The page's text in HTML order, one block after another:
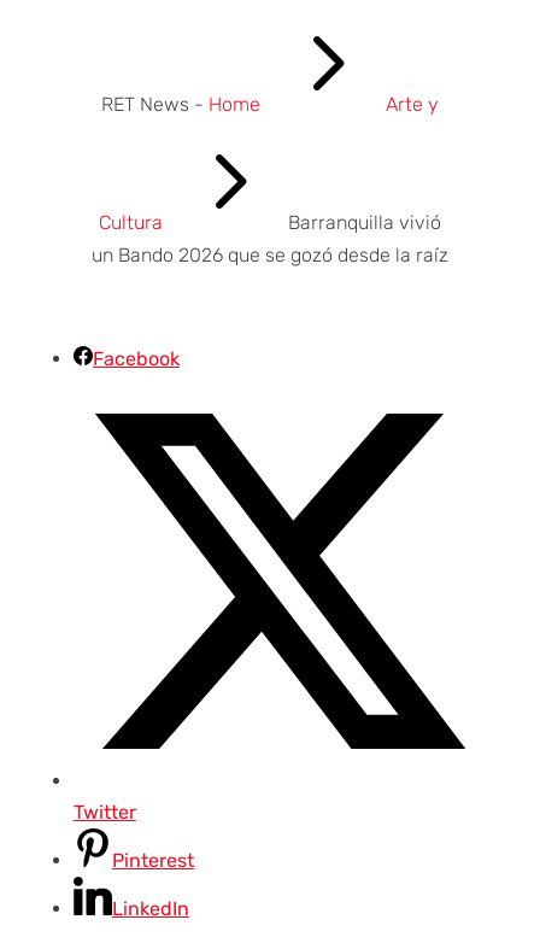
RET News - Home 5 Arte y
Cultura 5
Barranquilla vivió
un Bando 2026 que se gozó desde la raíz
Facebook
Twitter
Pinterest
LinkedIn